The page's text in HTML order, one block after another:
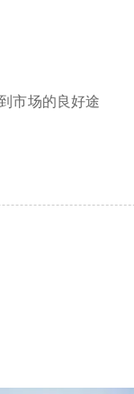
市场的良好途